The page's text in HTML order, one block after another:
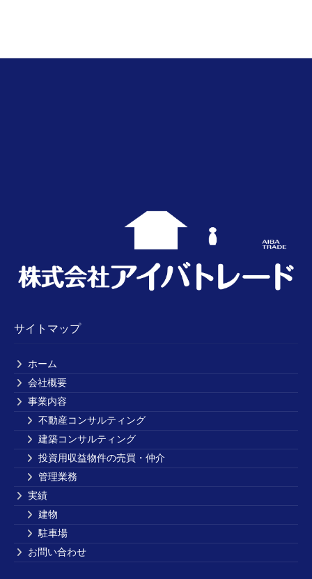
サイトマップ
ホーム
会社概要
事業内容
不動産コンサルティング
建築コンサルティング
投資用収益物件の売買・仲介
管理業務
実績
建物
駐車場
お問い合わせ